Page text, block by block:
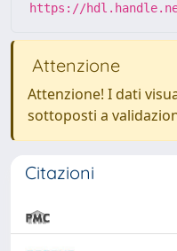
https://
Attenzione
Attenzione! I dati
sottoposti a
Citazioni